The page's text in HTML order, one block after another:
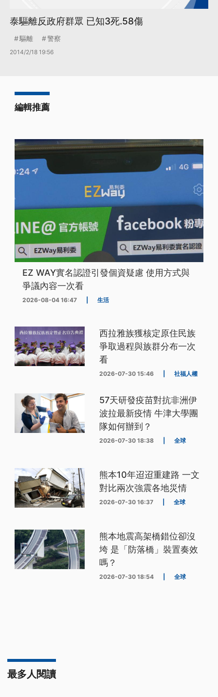
泰驅離反政府群眾 已知3死.58傷
驅離 警察
2014/2/18 19:56
編輯推薦
EZ WAY實名認證引發個資疑慮 使用方式與
爭議內容一次看
2026-08-04 16:47 生活
西拉雅族獲核定原住民族
爭取過程與族群分布一次
看
2026-07-30 15:46 社福人權
57天研發疫苗對抗非洲伊
波拉最新疫情 牛津大學團
隊如何辦到？
2026-07-30 18:38 全球
熊本10年迢迢重建路 一文
對比兩次強震各地災情
2026-07-30 16:37 全球
熊本地震高架橋錯位卻沒
垮 是「防落橋」裝置奏效
嗎？
2026-07-30 18:54 全球
最多人閱讀